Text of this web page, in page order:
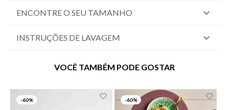
ENCONTRE O SEU TAMANHO
INSTRUÇÕES DE LAVAGEM
VOCÊ TAMBÉM PODE GOSTAR
-60% -60%